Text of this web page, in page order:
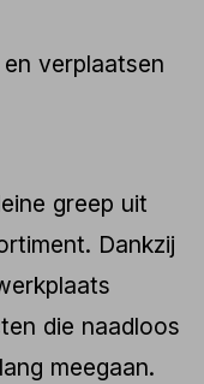
verplaatsen
greep uit
Dankzij
die naadloos
meegaan.